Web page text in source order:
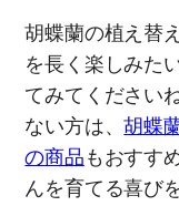
胡蝶蘭の植え替
を長く楽しみた
てみてください
ない方は、胡蝶
の商品もおすす
んを育てる喜び